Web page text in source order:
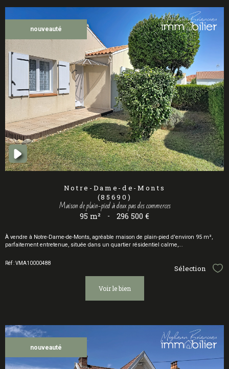
nouveauté
Notre-Dame-de-Monts
(85690)
Maison de plain-pied à deux pas des commerces
95 m² - 296 500 €
À vendre à Notre-Dame-de-Monts, agréable maison de plain-pied d'environ 95 m²,
parfaitement entretenue, située dans un quartier résidentiel calme,...
Réf : VMA10000488
Sélection
voir le bien
nouveauté